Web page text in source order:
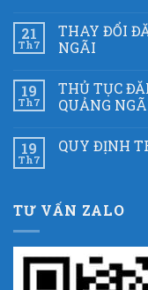
21
Th7
THAY ĐỔI
NGÃI
19
Th7
THỦ TỤC
QUẢNG
19
Th7
QUY ĐỊNH
TƯ VẤN ZALO